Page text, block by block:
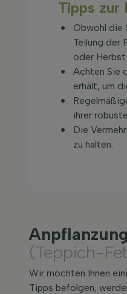
Tipps zur
Obwohl die
Teilung der
oder
Achten Sie
erhält, um
ihrer
Die
zu halten.
(Teppich-
Wir möchten Ihnen
Tipps befolgen,